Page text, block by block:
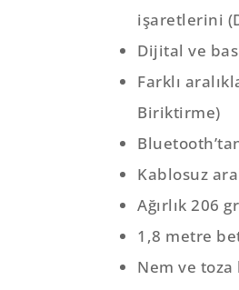
işaretlerini
Dijital ve
Farklı
Biriktirme)
Kablosuz
Ağırlık 206
1,8 metre
Nem ve toza